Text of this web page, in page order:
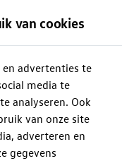
van cookies
advertenties te
media te
analyseren. Ook
van onze site
adverteren en
gegevens